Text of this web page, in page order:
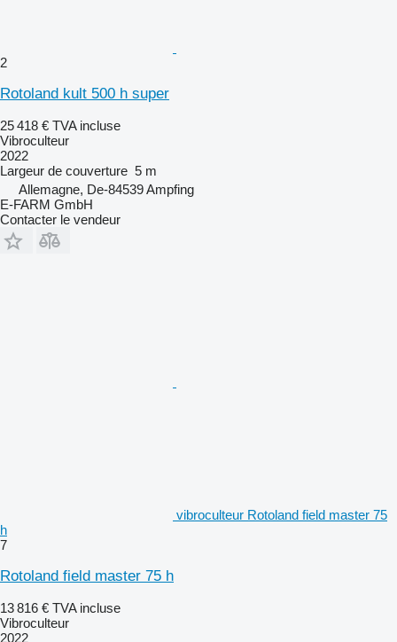
2
Rotoland kult 500 h super
25 418 € TVA incluse
Vibroculteur
2022
Largeur de couverture 5 m
Allemagne, De-84539 Ampfing
E-FARM GmbH
Contacter le vendeur
vibroculteur Rotoland field master 75
h
7
Rotoland field master 75 h
13 816 € TVA incluse
Vibroculteur
2022